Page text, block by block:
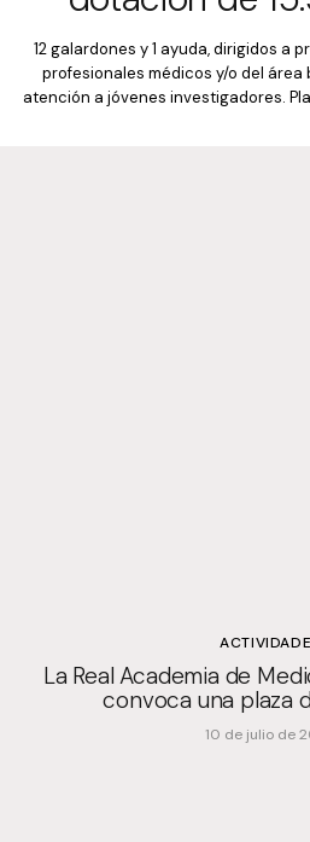
12 galardones y 1 ayuda, dirigidos a
profesionales médicos y/o del
atención a jóvenes investigadores.
La Real Academia de
convoca una plaza
10 de julio de